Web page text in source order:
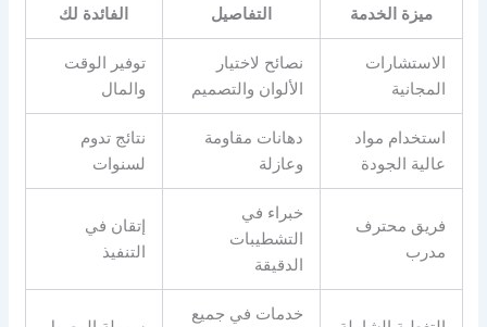
ميزة الخدمة التفاصيل الفائدة لك
الاستشارات
المجانية
نصائح لاختيار
الألوان والتصميم
توفير الوقت
والمال
استخدام مواد
عالية الجودة
دهانات مقاومة
وعازلة
نتائج تدوم
لسنوات
فريق محترف
مدرب
خبراء في
التشطيبات
الدقيقة
إتقان في
التنفيذ
خدمات في جميع